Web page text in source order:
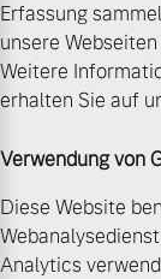
Erfassung
unsere
Weitere
erhalten Sie auf
Verwendung von
Diese Website
Analytics